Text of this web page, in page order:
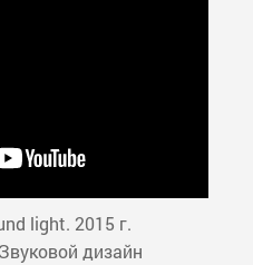
light. 2015 г.
дизайн